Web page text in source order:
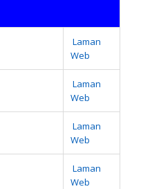
Laman
Web
Laman
Web
Laman
Web
Laman
Web